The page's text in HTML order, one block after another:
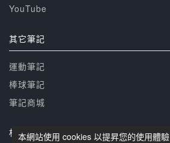
本網站使用 cookies 以提昇您的使用體驗
YouTube
其它筆記
運動筆記
棒球筆記
筆記商城
相關網站